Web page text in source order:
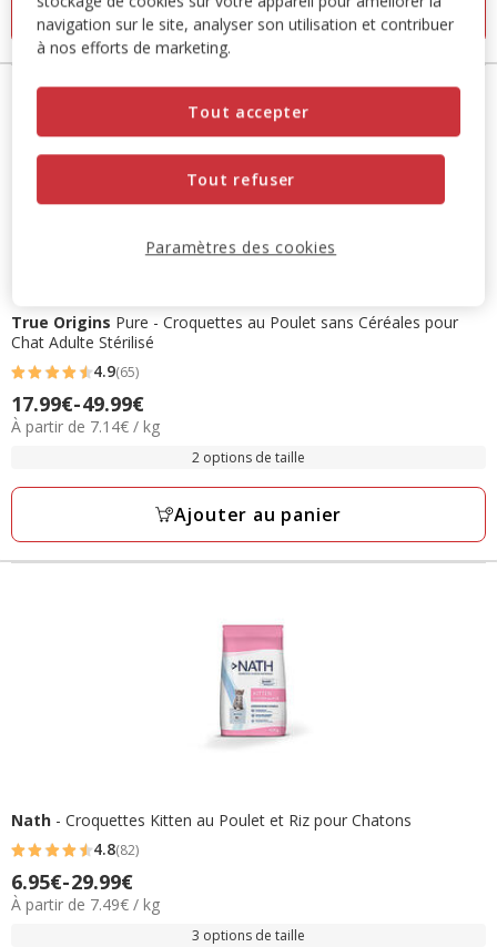
55.99€
Ajouter au panier
True Origins Pure - Croquettes au Poulet sans Céréales pour
Chat Adulte Stérilisé
4.9
étoiles
avec
avis
4.9(65)
Prix
de
à
17.99€-49.99€
7.14€
À partir de 7.14€ / kg
2 options de taille
Ajouter au panier
Nath - Croquettes Kitten au Poulet et Riz pour Chatons
4.8
étoiles
avec
4.8(82)
Prix
de
6.95€-29.99€
7.49€
À partir de 7.49€ / kg
3 options de taille
navigation sur le site, analyser son utilisation et contribuer
à nos efforts de marketing.
Tout refuser
Tout accepter
Paramètres des cookies